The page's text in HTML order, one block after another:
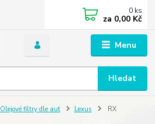
Menu
Hledat
0 ks
za 0,00 Kč
Olejové filtry dle aut Lexus RX